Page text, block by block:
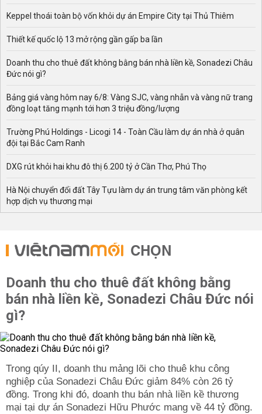
Keppel thoái toàn bộ vốn khỏi dự án Empire City tại Thủ Thiêm
Thiết kế quốc lộ 13 mở rộng gần gấp ba lần
Doanh thu cho thuê đất không bằng bán nhà liền kề, Sonadezi Châu
Đức nói gì?
Bảng giá vàng hôm nay 6/8: Vàng SJC, vàng nhẫn và vàng nữ trang
đồng loạt tăng mạnh tới hơn 3 triệu đồng/lượng
Trường Phú Holdings - Licogi 14 - Toàn Cầu làm dự án nhà ở quân
đội tại Bắc Cam Ranh
DXG rút khỏi hai khu đô thị 6.200 tỷ ở Cần Thơ, Phú Thọ
Hà Nội chuyển đổi đất Tây Tựu làm dự án trung tâm văn phòng kết
hợp dịch vụ thương mại
CHỌN
Doanh thu cho thuê đất không bằng
bán nhà liền kề, Sonadezi Châu Đức nói
gì?
Trong qúy II, doanh thu mảng lõi cho thuê khu công
nghiệp của Sonadezi Châu Đức giảm 84% còn 26 tỷ
đồng. Trong khi đó, doanh thu bán nhà liền kề thương
mại tại dự án Sonadezi Hữu Phước mang về 44 tỷ đồng.